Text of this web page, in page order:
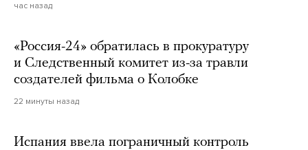
час назад
«Россия-24» обратилась в прокуратуру
и Следственный комитет из-за травли
создателей фильма о Колобке
22 минуты назад
Испания ввела пограничный контроль